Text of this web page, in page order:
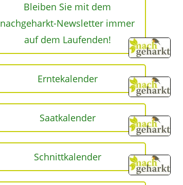
Bleiben Sie mit dem
nachgeharkt-Newsletter immer
auf dem Laufenden!
Erntekalender
Saatkalender
Schnittkalender